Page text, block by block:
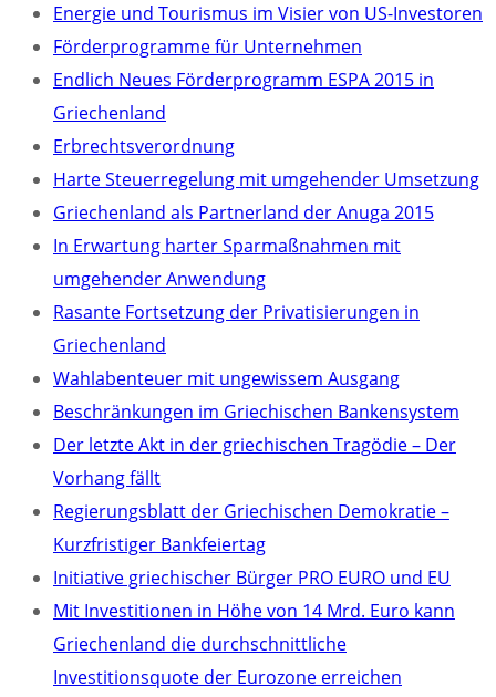
Energie und Tourismus im Visier von US-Investoren
Förderprogramme für Unternehmen
Endlich Neues Förderprogramm ESPA 2015 in
Griechenland
Erbrechtsverordnung
Harte Steuerregelung mit umgehender Umsetzung
Griechenland als Partnerland der Anuga 2015
In Erwartung harter Sparmaßnahmen mit
umgehender Anwendung
Rasante Fortsetzung der Privatisierungen in
Griechenland
Wahlabenteuer mit ungewissem Ausgang
Beschränkungen im Griechischen Bankensystem
Der letzte Akt in der griechischen Tragödie – Der
Vorhang fällt
Regierungsblatt der Griechischen Demokratie –
Kurzfristiger Bankfeiertag
Initiative griechischer Bürger PRO EURO und EU
Mit Investitionen in Höhe von 14 Mrd. Euro kann
Griechenland die durchschnittliche
Investitionsquote der Eurozone erreichen